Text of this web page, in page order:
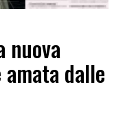
nuova
dalle